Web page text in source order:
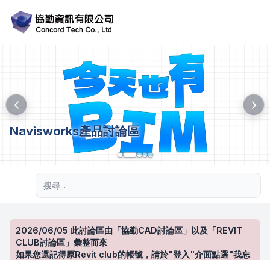
Navisworks產品討論區
2026/06/05 此討論區由「協勤CAD討論區」以及「REVIT
CLUB討論區」彙整而來
如果您還記得原Revit club的帳號，請於"登入"介面點選"我忘